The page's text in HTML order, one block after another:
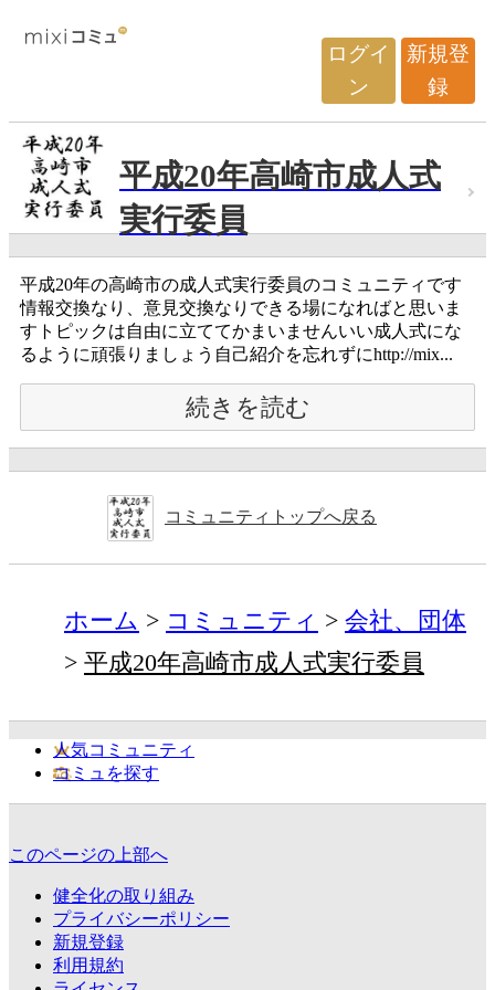
ログイ
ン
新規登
録
平成20年高崎市成人式
実行委員
平成20年の高崎市の成人式実行委員のコミュニティです
情報交換なり、意見交換なりできる場になればと思いま
すトピックは自由に立ててかまいませんいい成人式にな
るように頑張りましょう自己紹介を忘れずにhttp://mix...
続きを読む
コミュニティトップへ戻る
ホーム コミュニティ
会社、団体
平成20年高崎市成人式実行委員
人気コミュニティ
コミュを探す
このページの上部へ
健全化の取り組み
プライバシーポリシー
新規登録
利用規約